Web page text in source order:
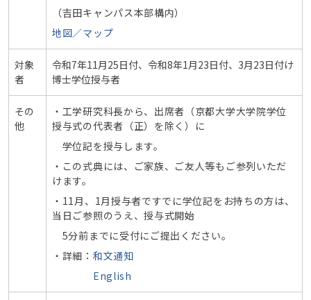
（吉田キャンパス本部構内）
地図／マップ
対象
者
令和7年11月25日付、令和8年1月23日付、3月23日付け
博士学位授与者
その
他
・工学研究科長から、出席者（京都大学大学院学位
授与式の代表者（正）を除く）に
学位記を授与します。
・この式典には、ご家族、ご友人等もご参列いただ
けます。
・11月、1月授与者ですでに学位記をお持ちの方は、
当日ご参照のうえ、授与式開始
5分前までに受付にご提出ください。
・詳細： 和文通知
English